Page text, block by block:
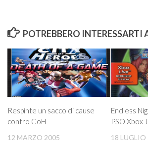
POTREBBERO INTERESSARTI
Respinte un sacco di cause
contro CoH
12 MARZO 2005
Endless
PSO Xbox
18 LUGLIO